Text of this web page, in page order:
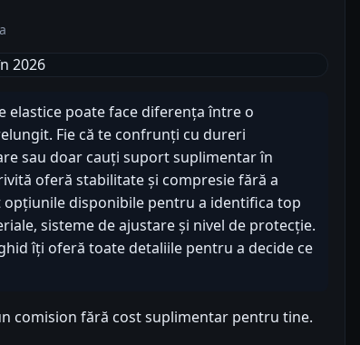
elastice poate face diferența între o
Fie că te confrunți cu dureri
sau doar cauți suport suplimentar în
oferă stabilitate și compresie fără a
disponibile pentru a identifica top
sisteme de ajustare și nivel de protecție.
îți oferă toate detaliile pentru a decide ce
comision fără cost suplimentar pentru tine.